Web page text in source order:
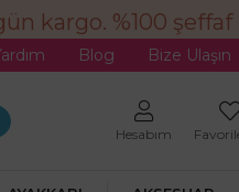
kargo. %100
Blog Bize Ulaşın
Hesabım